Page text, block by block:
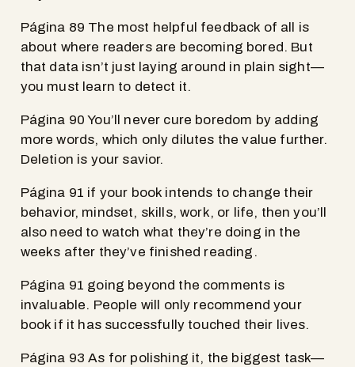
Página 89 The most helpful feedback of all is
about where readers are becoming bored. But
that data isn’t just laying around in plain sight—
you must learn to detect it.
Página 90 You’ll never cure boredom by adding
more words, which only dilutes the value further.
Deletion is your savior.
Página 91 if your book intends to change their
behavior, mindset, skills, work, or life, then you’ll
also need to watch what they’re doing in the
weeks after they’ve finished reading.
Página 91 going beyond the comments is
invaluable. People will only recommend your
book if it has successfully touched their lives.
Página 93 As for polishing it, the biggest task—